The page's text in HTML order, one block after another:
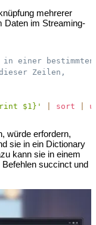
mehrerer
Daten im Streaming-
in einer
Zeilen,
$1}' sort
würde erfordern,
sie in ein Dictionary
kann sie in einem
succinct und